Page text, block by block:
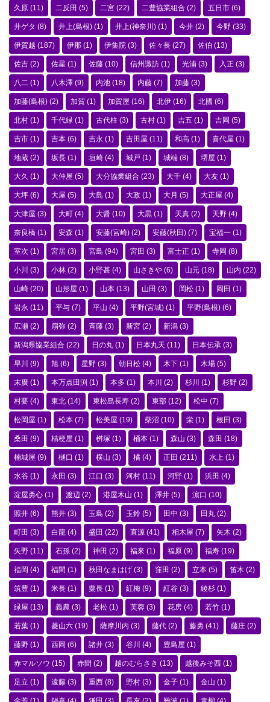
久原 (11) 二反田 (5) 二宮 (22) 二豊協業組合 (2) 五日市 (6)
井ゲタ (8) 井上(島根) (1) 井上(神奈川) (1) 今井 (2) 今野 (33)
伊賀越 (187) 伊那 (1) 伊集院 (3) 佐々長 (27) 佐伯 (13)
佐吉 (2) 佐星 (1) 佐藤 (10) 信州諏訪 (1) 光浦 (3) 入正 (3)
八二 (1) 八木澤 (9) 内池 (18) 内藤 (7) 加藤 (3)
加藤(島根) (2) 加賀 (1) 加賀屋 (16) 北伊 (16) 北國 (6)
北村 (1) 千代緑 (1) 古代柱 (3) 古村 (1) 吉五 (1) 吉岡 (5)
吉市 (1) 吉本 (6) 吉永 (1) 吉田屋 (11) 和高 (1) 喜代屋 (1)
地蔵 (2) 坂長 (1) 垣崎 (4) 城戸 (1) 城端 (8) 堺屋 (1)
大久 (1) 大仲屋 (5) 大分協業組合 (23) 大千 (4) 大友 (1)
大坪 (6) 大屋 (5) 大島 (1) 大政 (1) 大月 (5) 大正屋 (4)
大津屋 (3) 大町 (4) 大醤 (10) 大黒 (1) 天真 (2) 天野 (4)
奈良橋 (1) 安森 (1) 安藤(宮崎) (2) 安藤(秋田) (7) 宝福一 (1)
室次 (1) 宮居 (3) 宮島 (94) 宮田 (3) 富士正 (1) 寺岡 (8)
小川 (3) 小林 (2) 小野甚 (4) 山さきや (6) 山元 (18) 山内 (22)
山崎 (20) 山形屋 (1) 山本 (13) 山田 (3) 岡松 (1) 岡田 (1)
岩永 (11) 平与 (7) 平山 (4) 平野(宮城) (1) 平野(島根) (6)
広瀬 (2) 扇弥 (2) 斉藤 (3) 新宮 (2) 新潟 (3)
新潟県協業組合 (22) 日の丸 (1) 日本丸天 (11) 日本伝承 (3)
早川 (9) 旭 (6) 星野 (3) 朝日松 (4) 木下 (1) 木場 (5)
末廣 (1) 本万点田渕 (1) 本多 (1) 本川 (2) 杉川 (1) 杉野 (2)
村要 (4) 東北 (14) 東松島長寿 (2) 東部 (12) 松中 (7)
松岡屋 (1) 松本 (7) 松美屋 (19) 柴沼 (10) 栄 (1) 根田 (3)
桑田 (9) 桔梗屋 (1) 桝塚 (1) 桶本 (1) 森山 (3) 森田 (18)
楠城屋 (9) 樋口 (1) 横山 (3) 橘 (4) 正田 (211) 水上 (1)
水谷 (1) 永田 (3) 江口 (3) 河村 (11) 河野 (1) 浜田 (4)
淀屋勇心 (1) 渡辺 (2) 港屋木山 (1) 澤井 (5) 濵口 (10)
照井 (6) 熊井 (3) 玉島 (2) 玉鈴 (5) 田中 (3) 田丸 (2)
町田 (3) 白龍 (4) 盛田 (22) 直源 (41) 相木屋 (7) 矢木 (2)
矢野 (11) 石孫 (2) 神田 (2) 福來 (1) 福原 (9) 福寿 (19)
福岡 (4) 福間 (1) 秋田なまはげ (3) 窪田 (2) 立本 (5) 笛木 (2)
筑豊 (1) 米長 (1) 粟長 (1) 紅梅 (9) 紅谷 (3) 綾杉 (1)
緑屋 (13) 義農 (3) 老松 (1) 芙蓉 (3) 花房 (4) 若竹 (1)
若葉 (1) 菱山六 (19) 薩摩川内 (3) 藤代 (2) 藤勇 (41) 藤庄 (2)
藤野 (1) 西岡 (6) 諸井 (3) 谷川 (4) 豊島屋 (1)
赤マルソウ (15) 赤間 (2) 越のむらさき (13) 越後みそ西 (1)
足立 (1) 遠藤 (3) 重西 (8) 野村 (3) 金子 (1) 金山 (1)